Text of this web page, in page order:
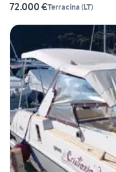
72.000 €Terracina (LT)